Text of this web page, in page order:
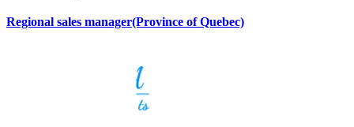
Regional sales manager(Province of Quebec)